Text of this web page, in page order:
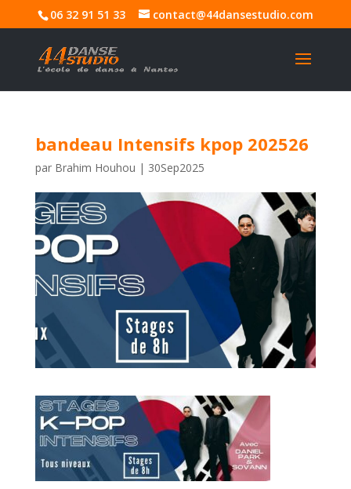
06 32 91 51 33 contact@44dansestudio.com
bandeau Intensifs kpop 202526
par Brahim Houhou | 30Sep2025